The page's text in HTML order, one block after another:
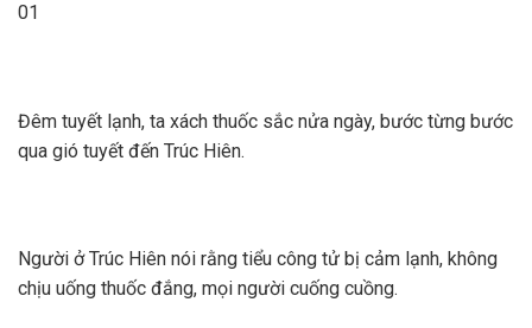
01
Đêm tuyết lạnh, ta xách thuốc sắc nửa ngày, bước từng bước
qua gió tuyết đến Trúc Hiên.
Người ở Trúc Hiên nói rằng tiểu công tử bị cảm lạnh, không
chịu uống thuốc đắng, mọi người cuống cuồng.